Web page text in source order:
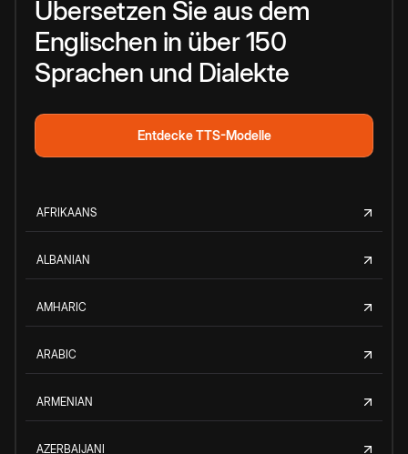
Übersetzen Sie aus dem
Englischen in über 150
Sprachen und Dialekte
Entdecke TTS-Modelle
AFRIKAANS
ALBANIAN
AMHARIC
ARABIC
ARMENIAN
AZERBAIJANI